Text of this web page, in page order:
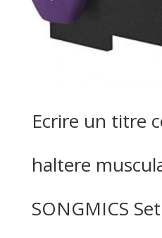
Ecrire un titre
haltere
SONGMICS